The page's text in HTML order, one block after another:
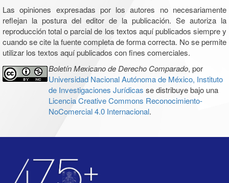
Las opiniones expresadas por los autores no necesariamente
reflejan la postura del editor de la publicación. Se autoriza la
reproducción total o parcial de los textos aquí publicados siempre y
cuando se cite la fuente completa de forma correcta. No se permite
utilizar los textos aquí publicados con fines comerciales.
Boletín Mexicano de Derecho Comparado, por
Universidad Nacional Autónoma de México, Instituto
de Investigaciones Jurídicas se distribuye bajo una
Licencia Creative Commons Reconocimiento-
NoComercial 4.0 Internacional.